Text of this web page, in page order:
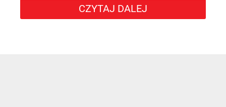
CZYTAJ DALEJ